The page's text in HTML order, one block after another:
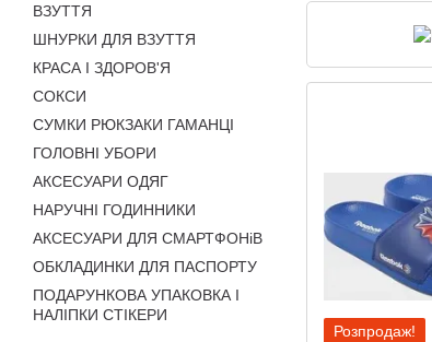
Розпродаж!
ВЗУТТЯ
ШНУРКИ ДЛЯ ВЗУТТЯ
КРАСА І ЗДОРОВ'Я
СОКСИ
СУМКИ РЮКЗАКИ ГАМАНЦІ
ГОЛОВНІ УБОРИ
АКСЕСУАРИ ОДЯГ
НАРУЧНІ ГОДИННИКИ
АКСЕСУАРИ ДЛЯ СМАРТФОНіВ
ОБКЛАДИНКИ ДЛЯ ПАСПОРТУ
ПОДАРУНКОВА УПАКОВКА І
НАЛІПКИ СТІКЕРИ